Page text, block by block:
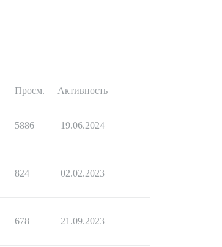
Просм. Активность
5886 19.06.2024
824 02.02.2023
678 21.09.2023